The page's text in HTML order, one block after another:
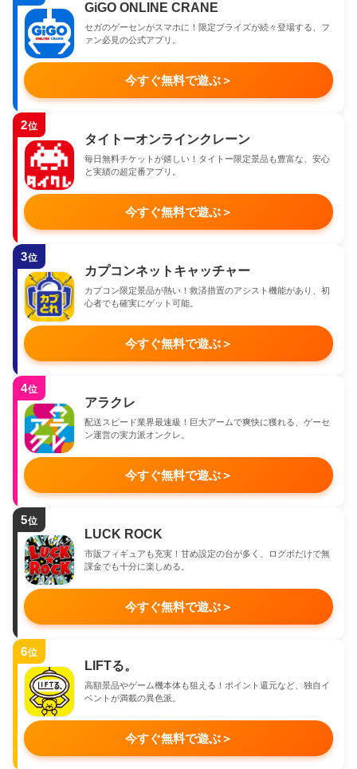
GiGO ONLINE CRANE
セガのゲーセンがスマホに！限定プライズが続々登場する、フ
ァン必見の公式アプリ。
今すぐ無料で遊ぶ＞
2位
タイトーオンラインクレーン
毎日無料チケットが嬉しい！タイトー限定景品も豊富な、安心
と実績の超定番アプリ。
今すぐ無料で遊ぶ＞
3位
カプコンネットキャッチャー
カプコン限定景品が熱い！救済措置のアシスト機能があり、初
心者でも確実にゲット可能。
今すぐ無料で遊ぶ＞
4位
アラクレ
配送スピード業界最速級！巨大アームで爽快に獲れる、ゲーセ
ン運営の実力派オンクレ。
今すぐ無料で遊ぶ＞
5位
LUCK ROCK
市販フィギュアも充実！甘め設定の台が多く、ログボだけで無
課金でも十分に楽しめる。
今すぐ無料で遊ぶ＞
6位
LIFTる。
高額景品やゲーム機本体も狙える！ポイント還元など、独自イ
ベントが満載の異色派。
今すぐ無料で遊ぶ＞